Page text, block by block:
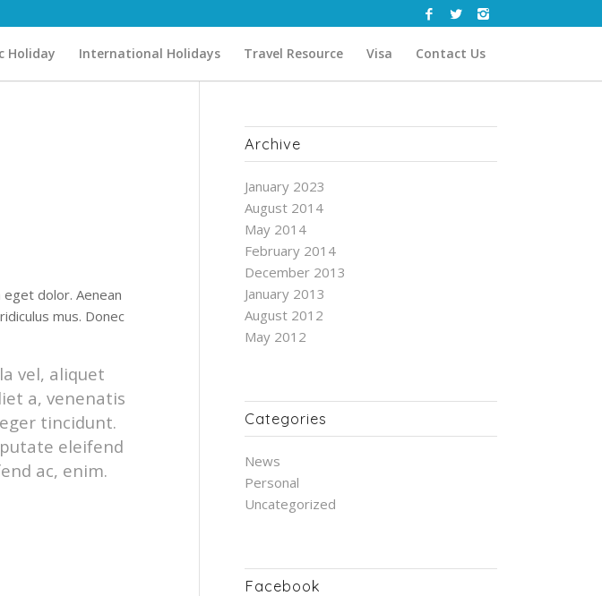
Holiday International Holidays Travel Resource Visa Contact Us
dolor. Aenean
mus. Donec
vel, aliquet
a, venenatis
tincidunt.
eleifend
ac, enim.
Archive
January 2023
August 2014
May 2014
February 2014
December 2013
January 2013
August 2012
May 2012
Categories
News
Personal
Uncategorized
Facebook